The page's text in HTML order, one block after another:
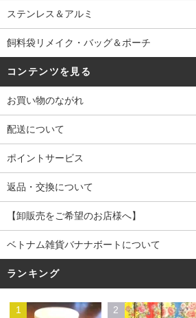
ステンレス＆アルミ
飼料袋リメイク・バッグ＆ポーチ
コンテンツを見る
お買い物のながれ
配送について
ポイントサービス
返品・交換について
【卸販売をご希望のお店様へ】
ベトナム雑貨バナナボートについて
ランキング
1 2